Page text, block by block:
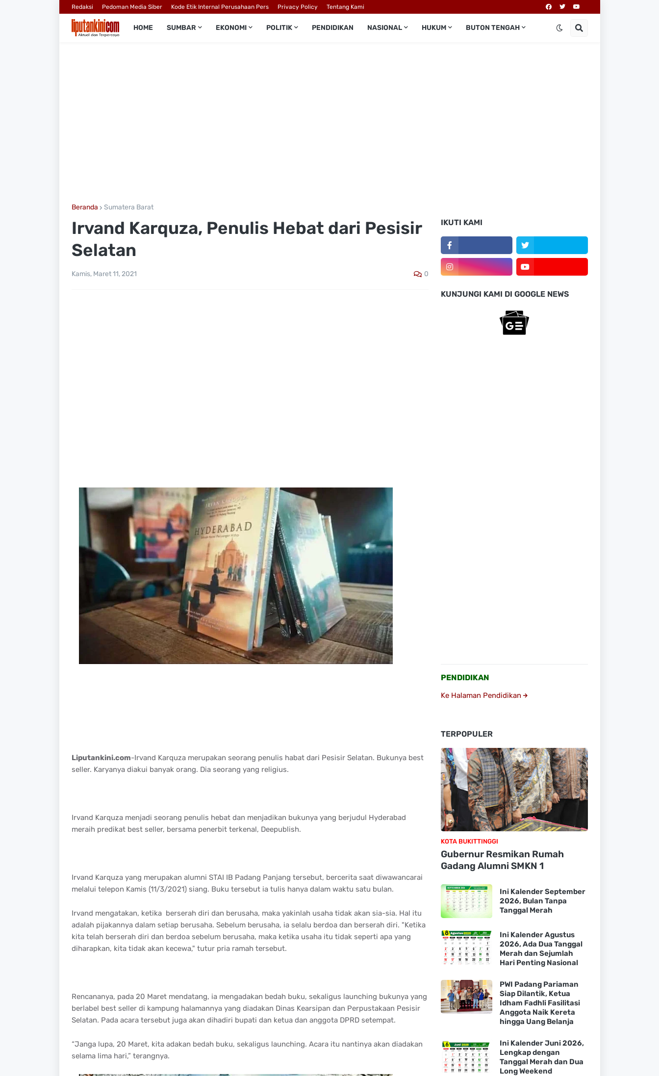
Redaksi Pedoman Media Siber Kode Etik Internal Perusahaan Pers Privacy Policy Tentang Kami
HOME SUMBAR EKONOMI POLITIK PENDIDIKAN NASIONAL HUKUM BUTON TENGAH
Beranda Sumatera Barat
Irvand Karquza, Penulis Hebat dari Pesisir
Selatan
Kamis, Maret 11, 2021 0
Liputankini.com-Irvand Karquza merupakan seorang penulis habat dari Pesisir Selatan. Bukunya best
seller. Karyanya diakui banyak orang. Dia seorang yang religius.
Irvand Karquza menjadi seorang penulis hebat dan menjadikan bukunya yang berjudul Hyderabad
meraih predikat best seller, bersama penerbit terkenal, Deepublish.
Irvand Karquza yang merupakan alumni STAI IB Padang Panjang tersebut, bercerita saat diwawancarai
melalui telepon Kamis (11/3/2021) siang. Buku tersebut ia tulis hanya dalam waktu satu bulan.
Irvand mengatakan, ketika berserah diri dan berusaha, maka yakinlah usaha tidak akan sia-sia. Hal itu
adalah pijakannya dalam setiap berusaha. Sebelum berusaha, ia selalu berdoa dan berserah diri. "Ketika
kita telah berserah diri dan berdoa sebelum berusaha, maka ketika usaha itu tidak seperti apa yang
diharapkan, kita tidak akan kecewa," tutur pria ramah tersebut.
Rencananya, pada 20 Maret mendatang, ia mengadakan bedah buku, sekaligus launching bukunya yang
berlabel best seller di kampung halamannya yang diadakan Dinas Kearsipan dan Perpustakaan Pesisir
Selatan. Pada acara tersebut juga akan dihadiri bupati dan ketua dan anggota DPRD setempat.
“Janga lupa, 20 Maret, kita adakan bedah buku, sekaligus launching. Acara itu nantinya akan diadakan
selama lima hari,” terangnya.
IKUTI KAMI
KUNJUNGI KAMI DI GOOGLE NEWS
PENDIDIKAN
Ke Halaman Pendidikan
TERPOPULER
KOTA BUKITTINGGI
Gubernur Resmikan Rumah
Gadang Alumni SMKN 1
Ini Kalender September
2026, Bulan Tanpa
Tanggal Merah
Ini Kalender Agustus
2026, Ada Dua Tanggal
Merah dan Sejumlah
Hari Penting Nasional
PWI Padang Pariaman
Siap Dilantik, Ketua
Idham Fadhli Fasilitasi
Anggota Naik Kereta
hingga Uang Belanja
Ini Kalender Juni 2026,
Lengkap dengan
Tanggal Merah dan Dua
Long Weekend